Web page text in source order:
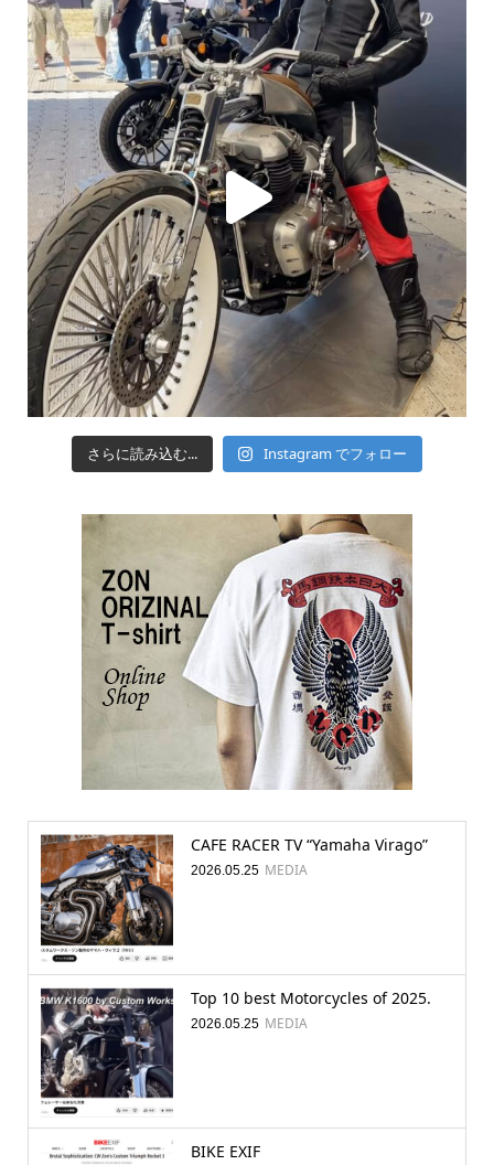
さらに読み込む... Instagram でフォロー
CAFE RACER TV “Yamaha Virago”
2026.05.25 MEDIA
Top 10 best Motorcycles of 2025.
2026.05.25 MEDIA
BIKE EXIF